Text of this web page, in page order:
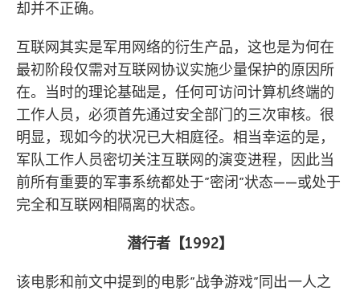
却并不正确。
互联网其实是军用网络的衍生产品，这也是为何在
最初阶段仅需对互联网协议实施少量保护的原因所
在。当时的理论基础是，任何可访问计算机终端的
工作人员，必须首先通过安全部门的三次审核。很
明显，现如今的状况已大相庭径。相当幸运的是，
军队工作人员密切关注互联网的演变进程，因此当
前所有重要的军事系统都处于”密闭”状态——或处于
完全和互联网相隔离的状态。
潜行者【1992】
该电影和前文中提到的电影”战争游戏”同出一人之